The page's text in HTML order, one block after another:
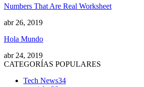
Numbers That Are Real Worksheet
abr 26, 2019
Hola Mundo
abr 24, 2019
CATEGORÍAS POPULARES
Tech News34